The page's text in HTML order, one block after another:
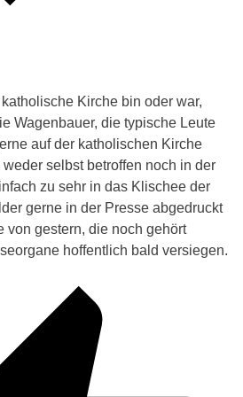
Kirche bin oder war,
Wagenbauer, die typische Leute
auf der katholischen Kirche
selbst betroffen noch in der
zu sehr in das Klischee der
gerne in der Presse abgedruckt
von gestern, die noch gehört
hoffentlich bald versiegen.